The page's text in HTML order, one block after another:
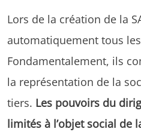
Lors de la création de la
automatiquement tous
Fondamentalement, ils
la représentation de la
tiers. Les pouvoirs du
limités à l’objet social de